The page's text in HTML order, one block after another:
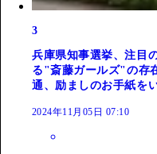
3
兵庫県知事選挙、注目
る"斎藤ガールズ"の存
通、励ましのお手紙を
2024年11月05日 07:10